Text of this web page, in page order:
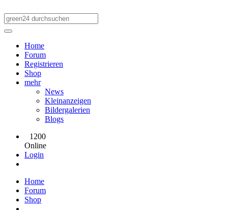
Home
Forum
Registrieren
Shop
mehr
News
Kleinanzeigen
Bildergalerien
Blogs
1200
Online
Login
Home
Forum
Shop